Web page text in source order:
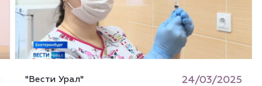
"Вести Урал" 24/03/2025